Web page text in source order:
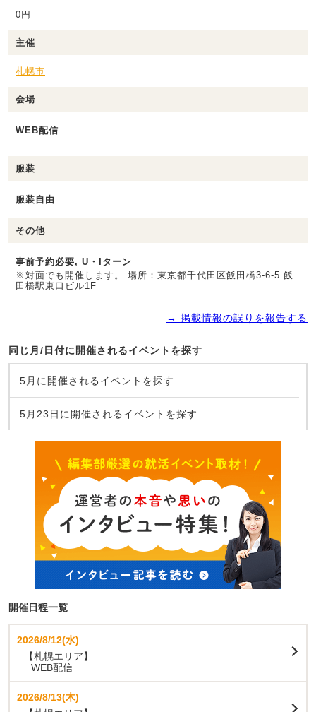
0円
主催
札幌市
会場
WEB配信
服装
服装自由
その他
事前予約必要, U・Iターン
※対面でも開催します。 場所：東京都千代田区飯田橋3-6-5 飯
田橋駅東口ビル1F
→ 掲載情報の誤りを報告する
同じ月/日付に開催されるイベントを探す
5月に開催されるイベントを探す
5月23日に開催されるイベントを探す
開催日程一覧
2026/8/12(水)
【札幌エリア】
WEB配信
2026/8/13(木)